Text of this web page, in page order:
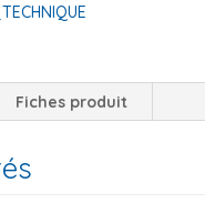
Fiches produit